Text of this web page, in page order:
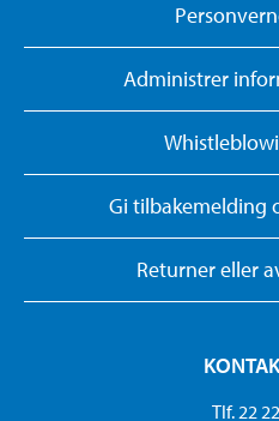
Administrer
Gi tilbakemelding
Returner eller
Tlf. 22